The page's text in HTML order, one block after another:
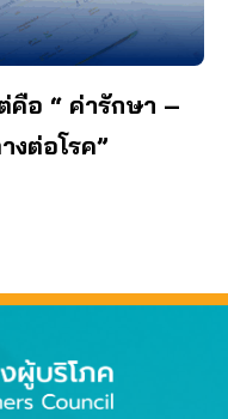
คือ “ ค่ารักษา –
งต่อโรค”